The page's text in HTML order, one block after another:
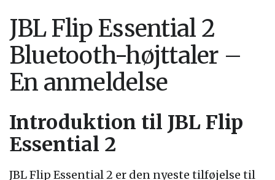
JBL Flip Essential 2
Bluetooth-højttaler –
En anmeldelse
Introduktion til JBL Flip
Essential 2
JBL Flip Essential 2 er den nyeste tilføjelse til